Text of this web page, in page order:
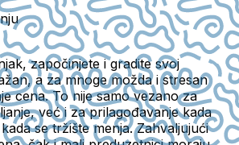
započinjete i gradite svoj
a za mnoge možda i stresan
cena. To nije samo vezano za
već i za prilagođavanje kada
se tržište menja. Zahvaljujući